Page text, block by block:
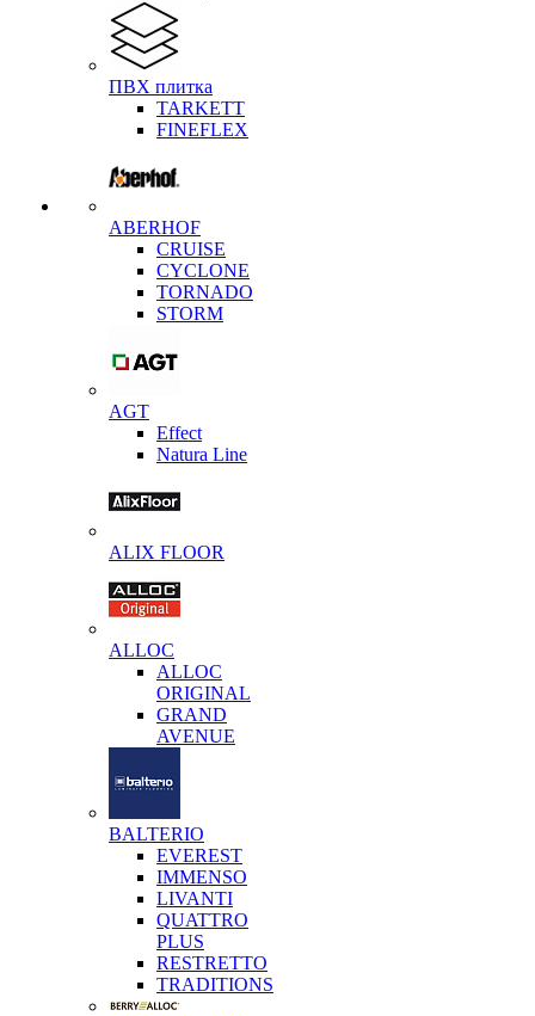
ПВХ плитка
TARKETT
FINEFLEX
ABERHOF
CRUISE
CYCLONE
TORNADO
STORM
AGT
Effect
Natura Line
ALIX FLOOR
ALLOC
ALLOC
ORIGINAL
GRAND
AVENUE
BALTERIO
EVEREST
IMMENSO
LIVANTI
QUATTRO
PLUS
RESTRETTO
TRADITIONS